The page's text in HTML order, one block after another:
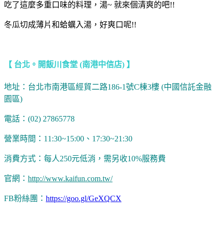
吃了這麼多重口味的料理，湯~ 就來個清爽的吧!!
冬瓜切成薄片和蛤蠣入湯，好爽口呢!!
【 台北。開飯川食堂 (南港中信店) 】
地址：台北市南港區經貿二路186-1號C棟3樓 (中國信託金融
園區)
電話：(02) 27865778
營業時間：11:30~15:00、17:30~21:30
消費方式：每人250元低消，需另收10%服務費
官網： http://www.kaifun.com.tw/
FB粉絲團： https://goo.gl/GeXQCX